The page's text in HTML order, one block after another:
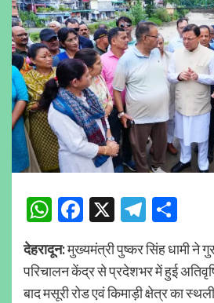
WhatsApp
Facebook
X
देहरादून:मुख्यमंत्री पुष्कर सिंह धामी ने
परिचालन केंद्र से प्रदेशभर में हुई
बाद मसूरी रोड एवं किमाड़ी क्षेत्र का